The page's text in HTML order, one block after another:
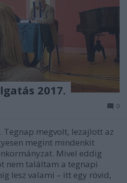
2017.
0
Tegnap megvolt, lezajlott az
megint mindenkit
Mivel eddig
nem találtam a tegnapi
lesz valami – itt egy rövid,